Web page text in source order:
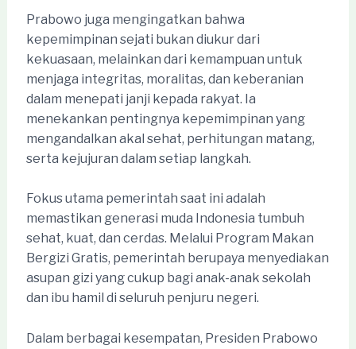
Prabowo juga mengingatkan bahwa
kepemimpinan sejati bukan diukur dari
kekuasaan, melainkan dari kemampuan untuk
menjaga integritas, moralitas, dan keberanian
dalam menepati janji kepada rakyat. Ia
menekankan pentingnya kepemimpinan yang
mengandalkan akal sehat, perhitungan matang,
serta kejujuran dalam setiap langkah.
Fokus utama pemerintah saat ini adalah
memastikan generasi muda Indonesia tumbuh
sehat, kuat, dan cerdas. Melalui Program Makan
Bergizi Gratis, pemerintah berupaya menyediakan
asupan gizi yang cukup bagi anak-anak sekolah
dan ibu hamil di seluruh penjuru negeri.
Dalam berbagai kesempatan, Presiden Prabowo